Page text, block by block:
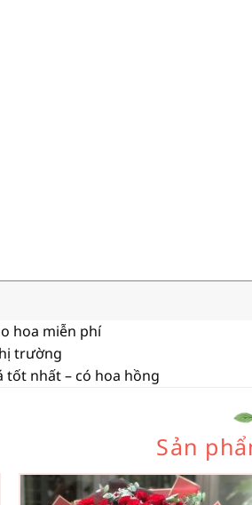
hoa miễn phí
trường
tốt nhất – có hoa hồng
Sản